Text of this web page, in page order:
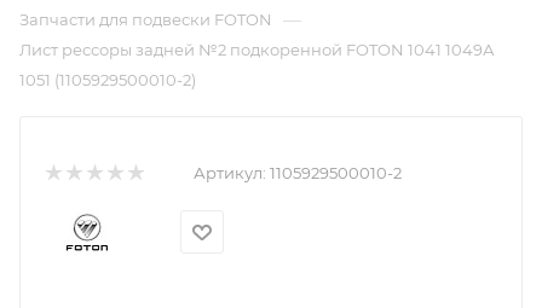
Запчасти для подвески FOTON —
Лист рессоры задней №2 подкоренной FOTON 1041 1049А
1051 (1105929500010-2)
Артикул: 1105929500010-2